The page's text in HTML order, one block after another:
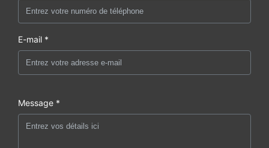
E-mail *
Message *